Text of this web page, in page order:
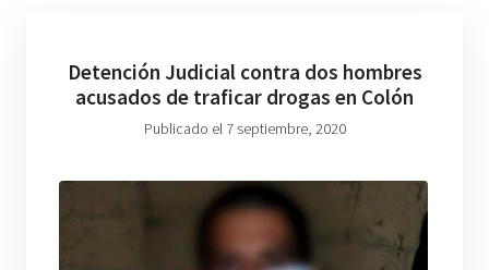
Detención Judicial contra dos hombres
acusados de traficar drogas en Colón
Publicado el 7 septiembre, 2020